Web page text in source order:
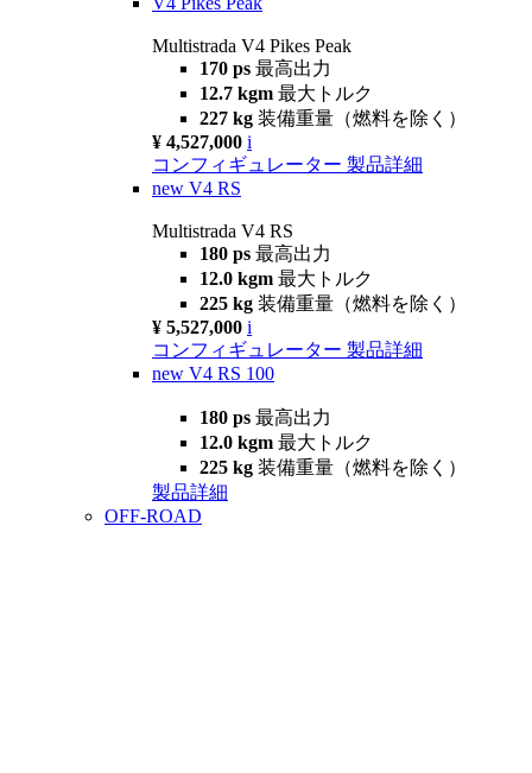
Multistrada V4 Pikes Peak
170 ps 最高出力
12.7 kgm 最大トルク
227 kg 装備重量（燃料を除く）
¥ 4,527,000 i
コンフィギュレーター 製品詳細
new V4 RS
Multistrada V4 RS
180 ps 最高出力
12.0 kgm 最大トルク
225 kg 装備重量（燃料を除く）
¥ 5,527,000 i
コンフィギュレーター 製品詳細
new V4 RS 100
180 ps 最高出力
12.0 kgm 最大トルク
225 kg 装備重量（燃料を除く）
製品詳細
OFF-ROAD